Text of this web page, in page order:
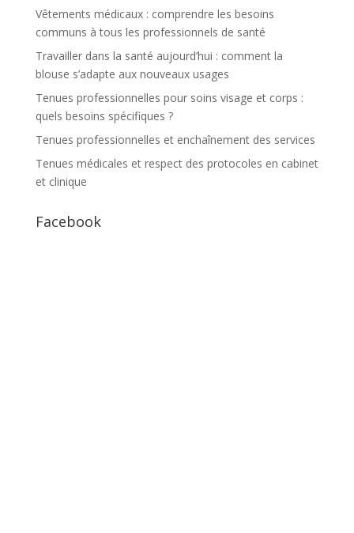
Vêtements médicaux : comprendre les besoins
communs à tous les professionnels de santé
Travailler dans la santé aujourd’hui : comment la
blouse s’adapte aux nouveaux usages
Tenues professionnelles pour soins visage et corps :
quels besoins spécifiques ?
Tenues professionnelles et enchaînement des services
Tenues médicales et respect des protocoles en cabinet
et clinique
Facebook